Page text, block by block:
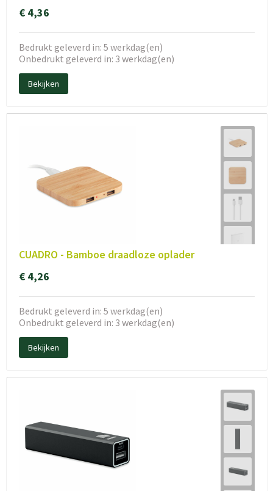
€ 4,36
Bedrukt geleverd in: 5 werkdag(en)
Onbedrukt geleverd in: 3 werkdag(en)
Bekijken
CUADRO - Bamboe draadloze oplader
€ 4,26
Bedrukt geleverd in: 5 werkdag(en)
Onbedrukt geleverd in: 3 werkdag(en)
Bekijken